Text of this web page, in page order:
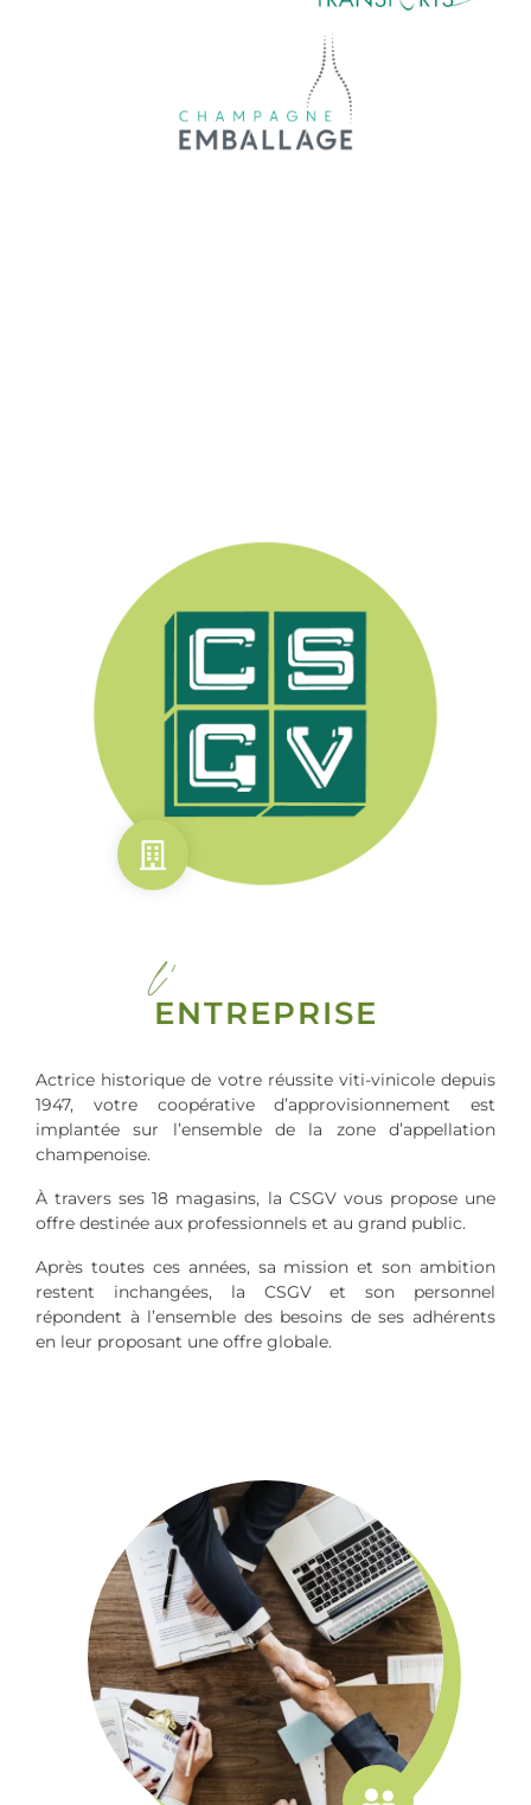
l'
ENTREPRISE
Actrice historique de votre réussite viti-vinicole depuis
1947, votre coopérative d’approvisionnement est
implantée sur l’ensemble de la zone d’appellation
champenoise.
À travers ses 18 magasins, la CSGV vous propose une
offre destinée aux professionnels et au grand public.
Après toutes ces années, sa mission et son ambition
restent inchangées, la CSGV et son personnel
répondent à l’ensemble des besoins de ses adhérents
en leur proposant une offre globale.